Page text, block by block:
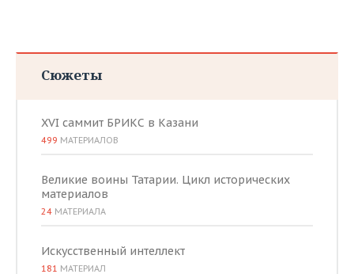
Сюжеты
XVI саммит БРИКС в Казани
499 МАТЕРИАЛОВ
Великие воины Татарии. Цикл исторических
материалов
24 МАТЕРИАЛА
Искусственный интеллект
181 МАТЕРИАЛ